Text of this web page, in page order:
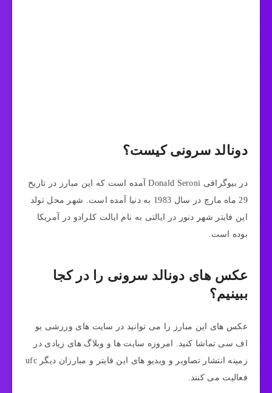
دونالد سرونی کیست؟
در بیوگرافی Donald Seroni آمده است که این مبارز در تاریخ
29 ماه مارچ در سال 1983 به دنیا آمده است. شهر محل تولد
این فایتر شهر دنور در ایالتی به نام ایالت کلرادو در آمریکا
بوده است.
عکس های دونالد سرونی را در کجا
ببینیم؟
عکس های این مبارز را می توانید در سایت های ورزشی یو
اف سی تماشا کنید. امروزه سایت ها و وبلاگ های زیادی در
زمینه انتشار تصاویر و ویدیو های این فایتر و مبارزان دیگر ufc
فعالیت می کنند.